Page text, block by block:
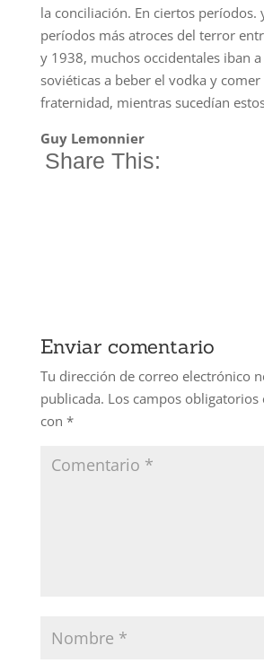
la conciliación. En ciertos períodos.
períodos más atroces del terror
y 1938, muchos occidentales iban
soviéticas a beber el vodka y
fraternidad, mientras sucedían
Guy Lemonnier
Share This:
Enviar comentario
Tu dirección de correo electrónico
publicada. Los campos obligatorios
con *